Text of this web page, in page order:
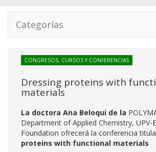
Categorías
CONGRESOS, CURSOS Y CONFERENCIAS
Dressing proteins with
materials
La doctora Ana Beloqui de la
Department of Applied Chemistry, UPV-
Foundation ofrecerá la conferencia
proteins with functional materials